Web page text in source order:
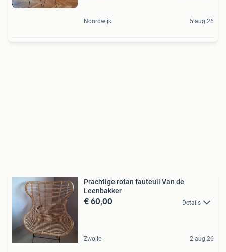
Noordwijk 5 aug 26
Prachtige rotan fauteuil Van de
Leenbakker
€ 60,00 Details
Zwolle 2 aug 26